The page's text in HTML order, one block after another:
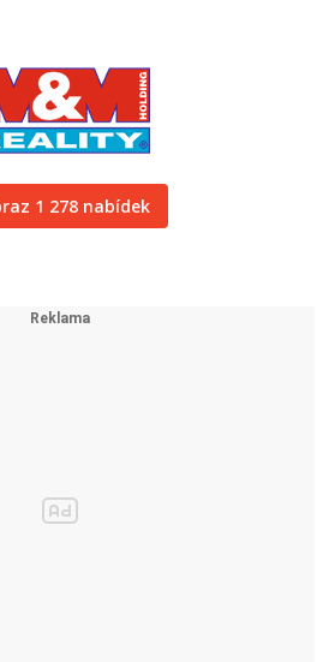
1 278 nabídek